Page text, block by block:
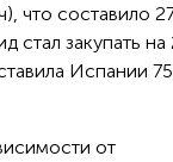
что составило
закупать на
Испании
от